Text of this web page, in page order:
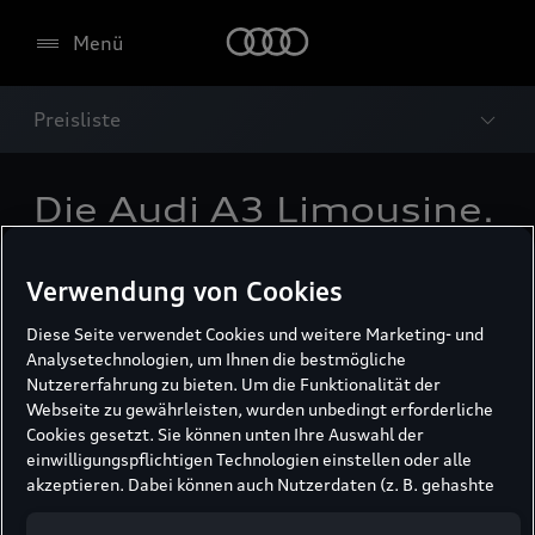
Menü
Preisliste
Die Audi A3 Limousine.
Preisliste laden
Informationen schnell nachschlagen oder selber
Verwendung von Cookies
Diese Seite verwendet Cookies und weitere Marketing- und
Analysetechnologien, um Ihnen die bestmögliche
Nutzererfahrung zu bieten. Um die Funktionalität der
Webseite zu gewährleisten, wurden unbedingt erforderliche
Cookies gesetzt. Sie können unten Ihre Auswahl der
einwilligungspflichtigen Technologien einstellen oder alle
akzeptieren. Dabei können auch Nutzerdaten (z. B. gehashte